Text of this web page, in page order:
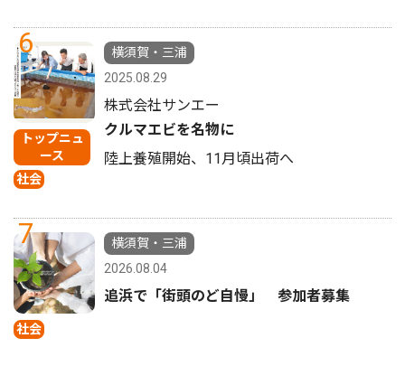
6
トップニュ
ース
社会
横須賀・三浦
2025.08.29
株式会社サンエー
クルマエビを名物に
陸上養殖開始、11月頃出荷へ
7
社会
横須賀・三浦
2026.08.04
追浜で「街頭のど自慢」 参加者募集